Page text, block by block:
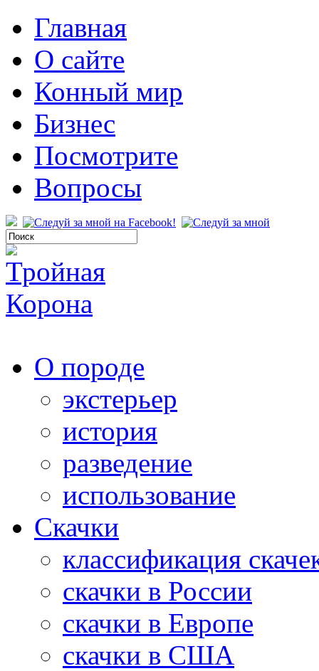
Главная
О сайте
Конный мир
Бизнес
Посмотрите
Вопросы
О породе
экстерьер
история
разведение
использование
Скачки
классификация
скачки в России
скачки в Европе
скачки в США